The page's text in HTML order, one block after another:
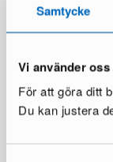
Samtycke
Vi använder
För att göra ditt
Du kan justera
Mer från